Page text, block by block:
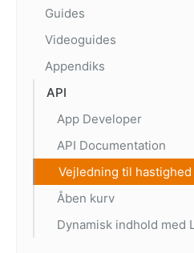
Guides
Videoguides
Appendiks
API
App Developer
API Documentation
Vejledning til
Åben kurv
Dynamisk indhold med